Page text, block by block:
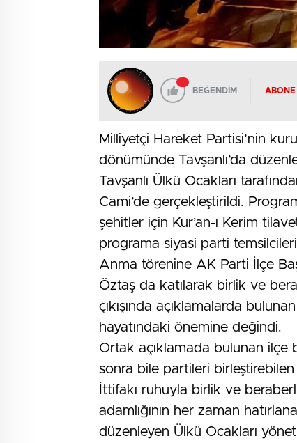
BEĞENDİM ABONE
Milliyetçi Hareket Partisi’nin
dönümünde Tavşanlı’da
Tavşanlı Ülkü Ocakları
Cami’de gerçekleştirildi.
şehitler için Kur’an-ı Kerim
programa siyasi parti
Anma törenine AK Parti İlçe
Öztaş da katılarak birlik ve
çıkışında açıklamalarda
hayatındaki önemine değindi.
Ortak açıklamada bulunan ilçe
sonra bile partileri
İttifakı ruhuyla birlik ve
adamlığının her zaman
düzenleyen Ülkü Ocakları